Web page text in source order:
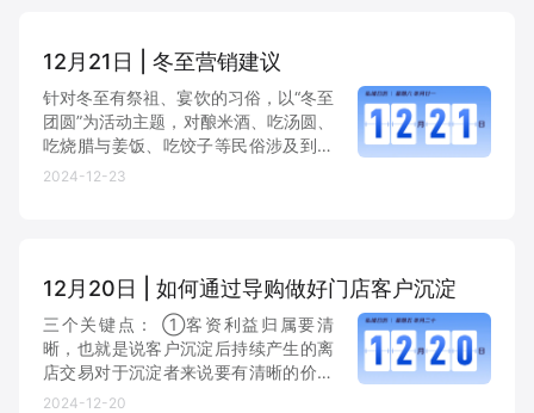
新零售资讯
培训课程
增长俱乐部 有赞商盟
商家社区 社群交流
12月21日 | 冬至营销建议
针对冬至有祭祖、宴饮的习俗，以“冬至
团圆”为活动主题，对酿米酒、吃汤圆、
吃烧腊与姜饭、吃饺子等民俗涉及到的
周边食材、酒水饮料、休闲食品、粮油
2024-12-23
12月20日 | 如何通过导购做好门店客户沉淀
三个关键点： ①客资利益归属要清
晰，也就是说客户沉淀后持续产生的离
店交易对于沉淀者来说要有清晰的价值
呈现，解决动机和动力问题； ②操作
2024-12-20